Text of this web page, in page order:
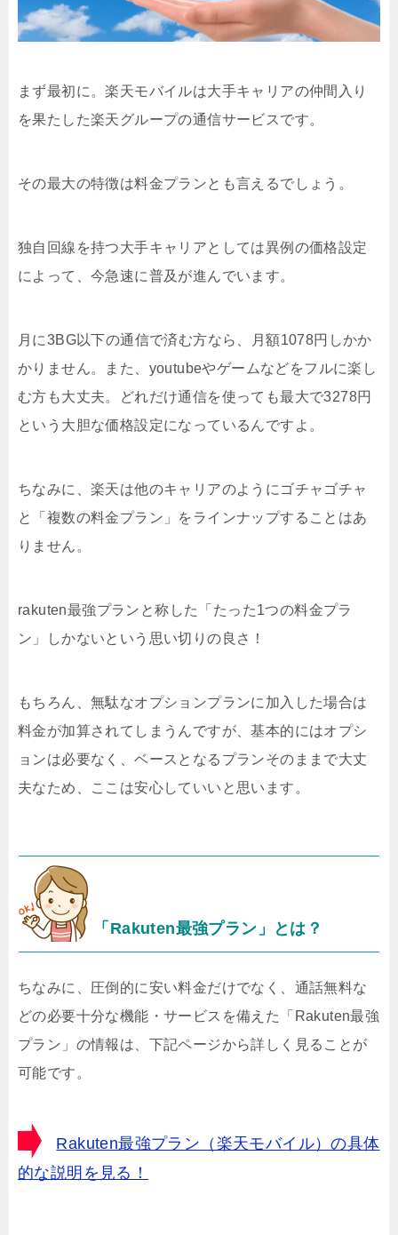
まず最初に。楽天モバイルは大手キャリアの仲間入り
を果たした楽天グループの通信サービスです。
その最大の特徴は料金プランとも言えるでしょう。
独自回線を持つ大手キャリアとしては異例の価格設定
によって、今急速に普及が進んでいます。
月に3BG以下の通信で済む方なら、月額1078円しかか
かりません。また、youtubeやゲームなどをフルに楽し
む方も大丈夫。どれだけ通信を使っても最大で3278円
という大胆な価格設定になっているんですよ。
ちなみに、楽天は他のキャリアのようにゴチャゴチャ
と「複数の料金プラン」をラインナップすることはあ
りません。
rakuten最強プランと称した「たった1つの料金プラ
ン」しかないという思い切りの良さ！
もちろん、無駄なオプションプランに加入した場合は
料金が加算されてしまうんですが、基本的にはオプシ
ョンは必要なく、ベースとなるプランそのままで大丈
夫なため、ここは安心していいと思います。
「Rakuten最強プラン」とは？
ちなみに、圧倒的に安い料金だけでなく、通話無料な
どの必要十分な機能・サービスを備えた「Rakuten最強
プラン」の情報は、下記ページから詳しく見ることが
可能です。
Rakuten最強プラン（楽天モバイル）の具体
的な説明を見る！